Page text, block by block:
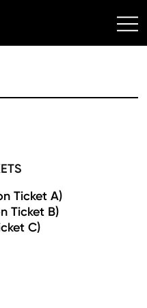
Lüdenscheid
Ticket A)
Ticket B)
C)